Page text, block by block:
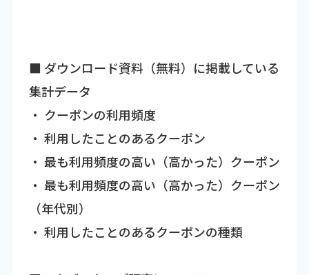
■ ダウンロード資料（無料）に掲載している
集計データ
・ クーポンの利用頻度
・ 利用したことのあるクーポン
・ 最も利用頻度の高い（高かった）クーポン
・ 最も利用頻度の高い（高かった）クーポン
（年代別）
・ 利用したことのあるクーポンの種類